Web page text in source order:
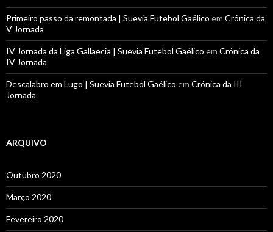
Primeiro passo da remontada | Suevia Futebol Gaélico em Crónica da
V Jornada
IV Jornada da Liga Gallaecia | Suevia Futebol Gaélico em Crónica da
IV Jornada
Descalabro em Lugo | Suevia Futebol Gaélico em Crónica da III
Jornada
ARQUIVO
Outubro 2020
Março 2020
Fevereiro 2020